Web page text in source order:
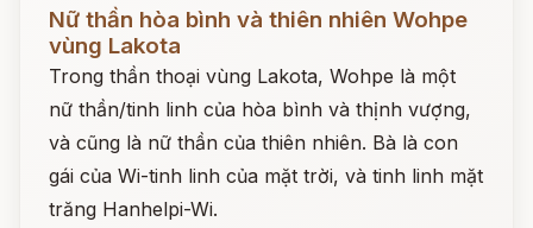
Nữ thần hòa bình và thiên nhiên Wohpe
vùng Lakota
Trong thần thoại vùng Lakota, Wohpe là một
nữ thần/tinh linh của hòa bình và thịnh vượng,
và cũng là nữ thần của thiên nhiên. Bà là con
gái của Wi-tinh linh của mặt trời, và tinh linh mặt
trăng Hanhelpi-Wi.